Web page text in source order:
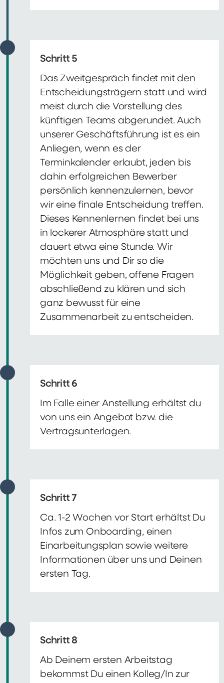
Schritt 5
Das Zweitgespräch findet mit den
Entscheidungsträgern statt und wird
meist durch die Vorstellung des
künftigen Teams abgerundet. Auch
unserer Geschäftsführung ist es ein
Anliegen, wenn es der
Terminkalender erlaubt, jeden bis
dahin erfolgreichen Bewerber
persönlich kennenzulernen, bevor
wir eine finale Entscheidung treffen.
Dieses Kennenlernen findet bei uns
in lockerer Atmosphäre statt und
dauert etwa eine Stunde. Wir
möchten uns und Dir so die
Möglichkeit geben, offene Fragen
abschließend zu klären und sich
ganz bewusst für eine
Zusammenarbeit zu entscheiden.
Schritt 6
Im Falle einer Anstellung erhältst du
von uns ein Angebot bzw. die
Vertragsunterlagen.
Schritt 7
Ca. 1-2 Wochen vor Start erhältst Du
Infos zum Onboarding, einen
Einarbeitungsplan sowie weitere
Informationen über uns und Deinen
ersten Tag.
Schritt 8
Ab Deinem ersten Arbeitstag
bekommst Du einen Kolleg/In zur